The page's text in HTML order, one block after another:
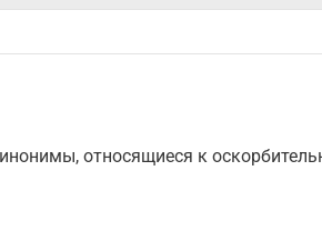
относящиеся к